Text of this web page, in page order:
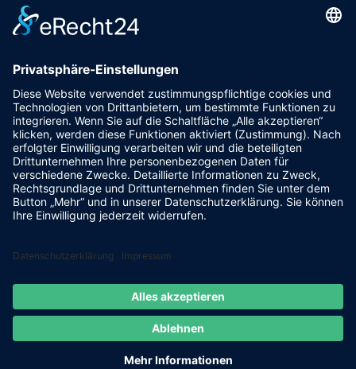
L
L Bildergalerie
L Wetter
L Datenschutz
L Impressum
L powered by trend-media